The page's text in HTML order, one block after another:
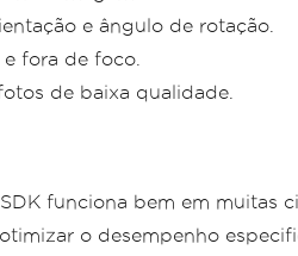
e ângulo de rotação.
fora de foco.
de baixa qualidade.
funciona bem em
o desempenho